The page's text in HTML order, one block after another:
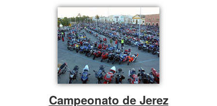
Campeonato de Jerez